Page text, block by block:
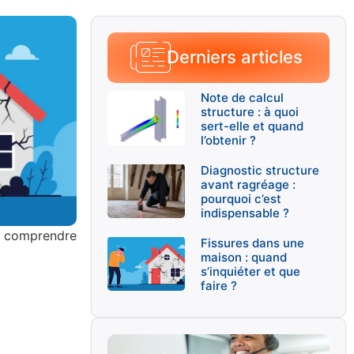
Derniers articles
Note de calcul
structure : à quoi
sert-elle et quand
l’obtenir ?
Diagnostic structure
avant ragréage :
pourquoi c’est
indispensable ?
Fissures dans une
maison : quand
s’inquiéter et que
faire ?